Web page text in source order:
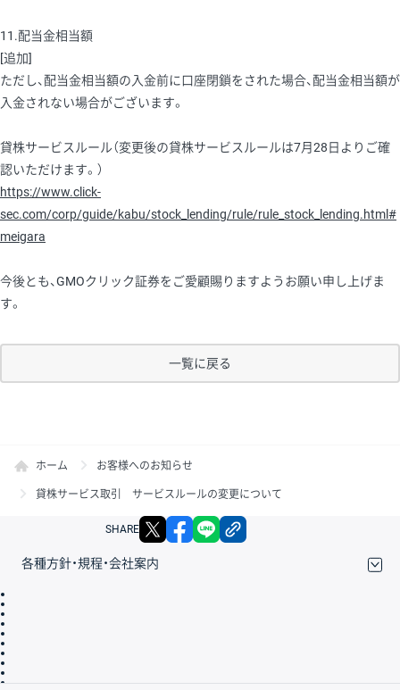
11.配当金相当額
[追加]
ただし、配当金相当額の入金前に口座閉鎖をされた場合、配当金相当額が
入金されない場合がございます。
貸株サービスルール（変更後の貸株サービスルールは7月28日よりご確
認いただけます。）
https://www.click-
sec.com/corp/guide/kabu/stock_lending/rule/rule_stock_lending.html#
meigara
今後とも、GMOクリック証券をご愛顧賜りますようお願い申し上げま
す。
一覧に戻る
ホーム お客様へのお知らせ
貸株サービス取引 サービスルールの変更について
SHARE X facebook
各種方針・規程・会社案内
会社案内